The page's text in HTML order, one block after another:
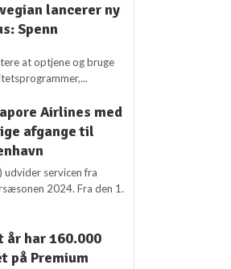
lancerer ny
Spenn
at optjene og bruge
Airlines med
afgange til
udvider servicen fra
2024. Fra den 1.
år har 160.000
på Premium